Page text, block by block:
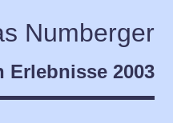
Numberger
Erlebnisse 2003